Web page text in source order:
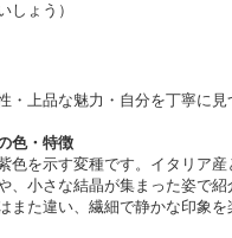
しょう）
・上品な魅力・自分を丁寧に見
色・特徴
色を示す変種です。イタリア
、小さな結晶が集まった姿で
また違い、繊細で静かな印象を